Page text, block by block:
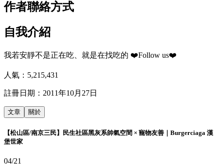
作者聯絡方式
自我介紹
我若安靜不是正在吃、就是在找吃的 ❤️Follow us❤️
人氣： 5,215,431
註冊日期： 2011年10月27日
文章 關於
【松山區/南京三民】民生社區黑灰系帥氣空間 × 寵物友善｜Burgerciaga 漢
堡世家
04/21